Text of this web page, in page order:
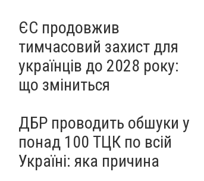
ЄС продовжив
тимчасовий захист для
українців до 2028 року:
що зміниться
ДБР проводить обшуки у
понад 100 ТЦК по всій
Україні: яка причина